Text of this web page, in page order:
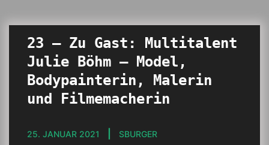
23 – Zu Gast: Multitalent
Julie Böhm – Model,
Bodypainterin, Malerin
und Filmemacherin
25. JANUAR 2021 SBURGER